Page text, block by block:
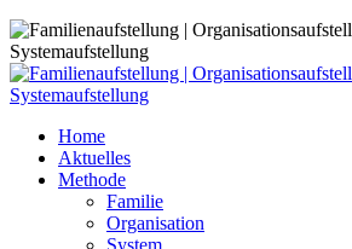
Home
Aktuelles
Methode
Familie
Organisation
System